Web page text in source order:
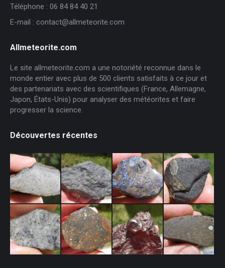
Téléphone : 06 84 84 40 21
E-mail : contact@allmeteorite.com
Allmeteorite.com
Le site allmeteorite.com a une notoriété reconnue dans le
monde entier avec plus de 500 clients satisfaits à ce jour et
des partenariats avec des scientifiques (France, Allemagne,
Japon, États-Unis) pour analyser des météorites et faire
progresser la science.
Découvertes récentes